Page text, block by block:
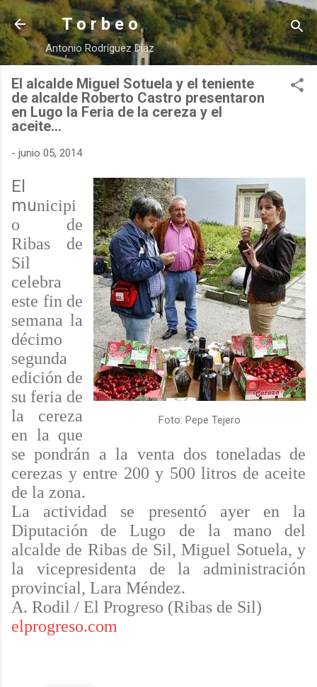
Ir al contenido principal
T o r b e o
Antonio Rodríguez Díaz
El alcalde Miguel Sotuela y el teniente
de alcalde Roberto Castro presentaron
en Lugo la Feria de la cereza y el
aceite…
- junio 05, 2014
Foto: Pepe Tejero
El
municipi
o de
Ribas de
Sil
celebra
este fin de
semana la
décimo
segunda
edición de
su feria de
la cereza
en la que
se pondrán a la venta dos toneladas de
cerezas y entre 200 y 500 litros de aceite
de la zona.
La actividad se presentó ayer en la
Diputación de Lugo de la mano del
alcalde de Ribas de Sil, Miguel Sotuela, y
la vicepresidenta de la administración
provincial, Lara Méndez.
A. Rodil / El Progreso (Ribas de Sil)
elprogreso.com